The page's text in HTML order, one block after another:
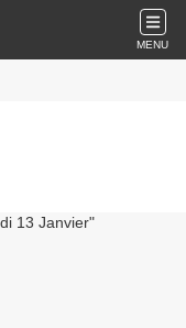
MENU